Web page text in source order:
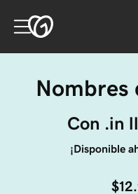
Nombres
Con .in
¡Disponible